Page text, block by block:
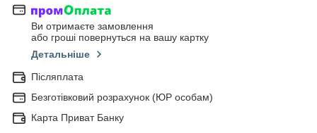
Ви отримаєте замовлення
або гроші повернуться на вашу картку
Детальніше
Післяплата
Безготівковий розрахунок (ЮР особам)
Карта Приват Банку